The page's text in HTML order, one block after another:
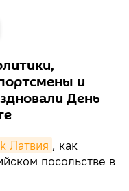
и
День
Латвия , как
посольстве в